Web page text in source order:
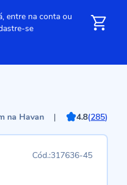
entre na conta ou
se
na Havan | 4.8(285)
317636-45